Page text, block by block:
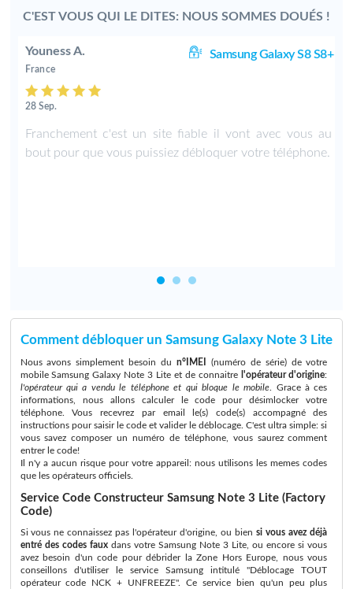
C'EST VOUS QUI LE DITES: NOUS SOMMES DOUÉS !
Youness A. Samsung Galaxy S8 S8+
France
28 Sep.
Franchement c'est un site fiable il vont avec vous au
bout pour que vous puissiez débloquer votre téléphone.
Comment débloquer un Samsung Galaxy Note 3 Lite
Nous avons simplement besoin du n°IMEI
(numéro de série) de votre
mobile Samsung Galaxy Note 3 Lite et de connaitre l'opérateur d'origine:
l'opérateur qui a vendu le téléphone et qui bloque le mobile . Grace à ces
informations, nous allons calculer le code pour désimlocker votre
téléphone. Vous recevrez par email le(s) code(s) accompagné des
instructions pour saisir le code et valider le déblocage. C'est ultra simple: si
vous savez composer un numéro de téléphone, vous saurez comment
entrer le code!
Il n'y a aucun risque pour votre appareil: nous utilisons les memes codes
que les opérateurs officiels.
Service Code Constructeur Samsung Note 3 Lite (Factory
Code)
Si vous ne connaissez pas l'opérateur d'origine, ou bien si vous avez déjà
entré des codes fauxdans votre Samsung Note 3 Lite, ou encore si vous
avez besoin d'un code pour débrider la Zone Hors Europe, nous vous
conseillons d'utiliser le service Samsung intitulé "Déblocage TOUT
opérateur code NCK + UNFREEZE". Ce service bien qu'un peu plus